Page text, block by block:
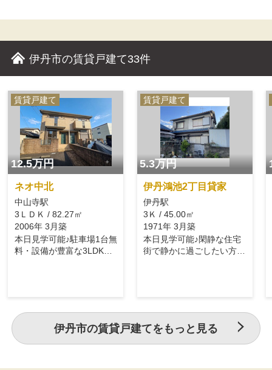
伊丹市の賃貸戸建て33件
賃貸戸建て
12.5万円
ネオ中北
中山寺駅
3ＬＤＫ / 82.27㎡
2006年 3月築
本日見学可能♪駐車場1台無
料・設備が豊富な3LDKで
賃貸戸建て
5.3万円
伊丹鴻池2丁目貸家
伊丹駅
3Ｋ / 45.00㎡
1971年 3月築
本日見学可能♪閑静な住宅
街で静かに過ごしたい方に
伊丹市の賃貸戸建てをもっと見る